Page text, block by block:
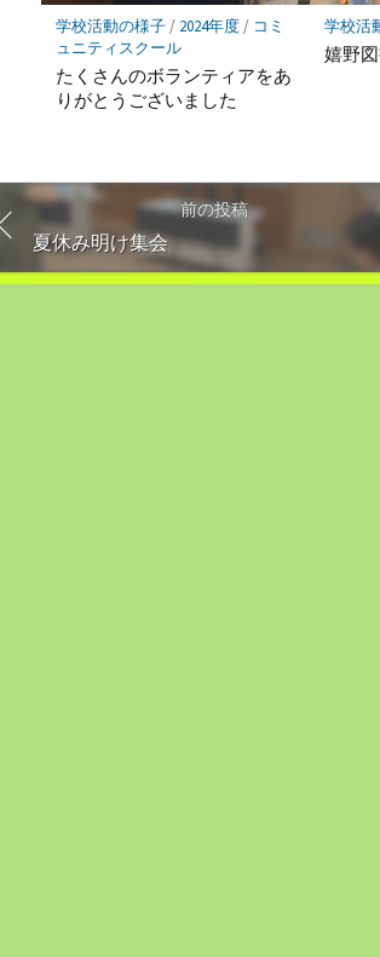
学校活動の様子/ 2024年度/ コミ
ュニティスクール
たくさんのボランティアをあ
りがとうございました
学校活
嬉野
前の投稿
夏休み明け集会